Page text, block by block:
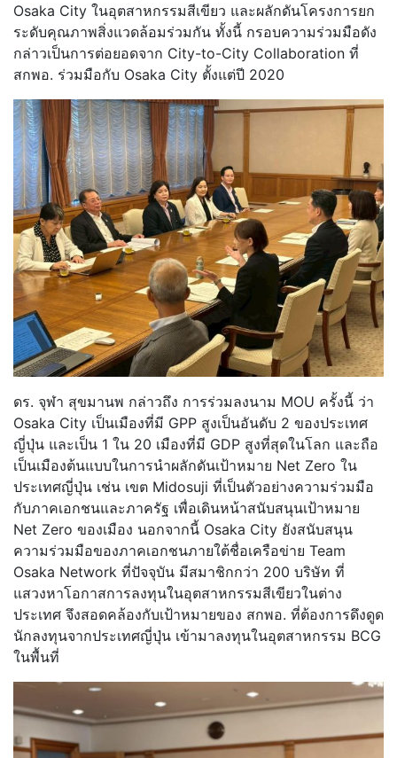
Osaka City ในอุตสาหกรรมสีเขียว และผลักดันโครงการยก
ระดับคุณภาพสิ่งแวดล้อมร่วมกัน ทั้งนี้ กรอบความร่วมมือดัง
กล่าวเป็นการต่อยอดจาก City-to-City Collaboration ที่
สกพอ. ร่วมมือกับ Osaka City ตั้งแต่ปี 2020
ดร. จุฬา สุขมานพ กล่าวถึง การร่วมลงนาม MOU ครั้งนี้ ว่า
Osaka City เป็นเมืองที่มี GPP สูงเป็นอันดับ 2 ของประเทศ
ญี่ปุ่น และเป็น 1 ใน 20 เมืองที่มี GDP สูงที่สุดในโลก และถือ
เป็นเมืองต้นแบบในการนำผลักดันเป้าหมาย Net Zero ใน
ประเทศญี่ปุ่น เช่น เขต Midosuji ที่เป็นตัวอย่างความร่วมมือ
กับภาคเอกชนและภาครัฐ เพื่อเดินหน้าสนับสนุนเป้าหมาย
Net Zero ของเมือง นอกจากนี้ Osaka City ยังสนับสนุน
ความร่วมมือของภาคเอกชนภายใต้ชื่อเครือข่าย Team
Osaka Network ที่ปัจจุบัน มีสมาชิกกว่า 200 บริษัท ที่
แสวงหาโอกาสการลงทุนในอุตสาหกรรมสีเขียวในต่าง
ประเทศ จึงสอดคล้องกับเป้าหมายของ สกพอ. ที่ต้องการดึงดูด
นักลงทุนจากประเทศญี่ปุ่น เข้ามาลงทุนในอุตสาหกรรม BCG
ในพื้นที่